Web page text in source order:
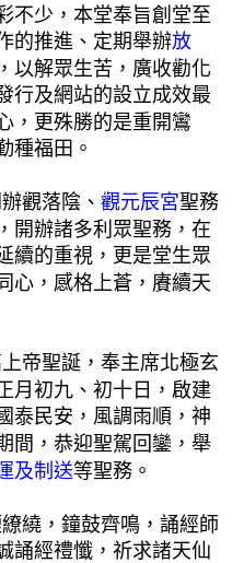
不少，本堂奉旨創堂至
的推進、定期舉辦放
，以解眾生苦，廣收勸化
行及網站的設立成效最
，更殊勝的是重開鸞
種福田。
觀落陰、觀元辰宮聖務
開辦諸多利眾聖務，在
續的重視，更是堂生眾
心，感格上蒼，賡續天
帝聖誕，奉主席北極玄
月初九、初十日，啟建
泰民安，風調雨順，神
間，恭迎聖駕回鑾，舉
及制送等聖務。
繞，鐘鼓齊鳴，誦經師
誦經禮懺，祈求諸天仙